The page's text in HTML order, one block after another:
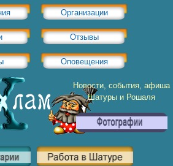
Организации
Отзывы
Оповещения
Новости, события, афиша
Шатуры и Рошаля